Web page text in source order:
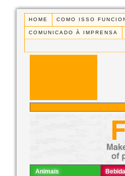
HOME COMO ISSO
COMUNICADO À IMPRENSA
Animais